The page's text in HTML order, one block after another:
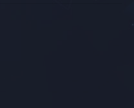
地学习、实践和优化。 数据驱
键。 通过追踪和分析数据，你
量的持续增长，并最终实现你
努力和持续的优化。 只有不断
在激烈的竞争中脱颖而出。 易
决方案，让你可以更好地优化
的搜索引擎排名和更多的流
析功能可以帮助你分析竞争对
括链接数量、链接质量、链接
争对手的链接策略，你可以找
，并制定更有效的链接建设策
小语种搜索引擎优化工具箱：
球 想要在小语种搜索引擎优化
过实战检验的利器，它们涵盖
们能够帮助你提升网站排名，
三、小语种搜索引擎优化的最佳
以及商业目标的全面达成。
武器库：如何让你的网站“百花
体战略定位，选择最合适的内
谐、充满活力的内容生态系
内容形式及其应用场景： 三、